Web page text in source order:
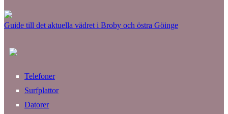
Guide till det aktuella vädret i Broby och östra Göinge
Telefoner
Surfplattor
Datorer